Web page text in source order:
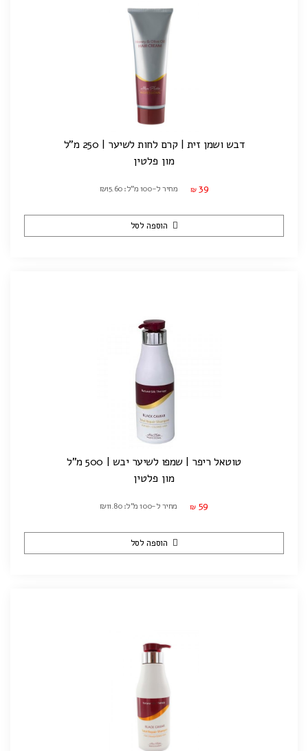
דבש ושמן זית | קרם לחות לשיער | 250 מ"ל
מון פלטין
₪ 39 מחיר ל-100 מ"ל: ₪15.60
הוספה לסל
טוטאל ריפר | שמפו לשיער יבש | 500 מ"ל
מון פלטין
₪ 59 מחיר ל-100 מ"ל: ₪11.80
הוספה לסל